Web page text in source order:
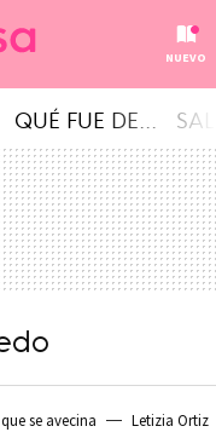
NUEVO
QUÉ FUE DE...
se avecina Letizia Ortiz